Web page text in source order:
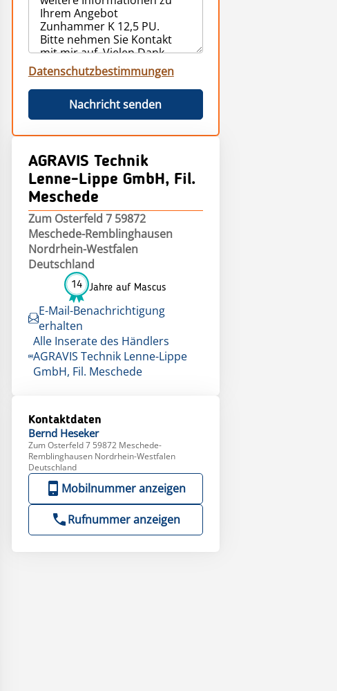
Datenschutzbestimmungen
Nachricht senden
AGRAVIS Technik
Lenne-Lippe GmbH, Fil.
Meschede
Zum Osterfeld 7 59872
Meschede-Remblinghausen
Nordrhein-Westfalen
Deutschland
14 Jahre auf Mascus
E-Mail-Benachrichtigung
erhalten
Alle Inserate des Händlers
AGRAVIS Technik Lenne-Lippe
GmbH, Fil. Meschede
Kontaktdaten
Bernd Heseker
Zum Osterfeld 7 59872 Meschede-
Remblinghausen Nordrhein-Westfalen
Deutschland
Mobilnummer anzeigen
Rufnummer anzeigen